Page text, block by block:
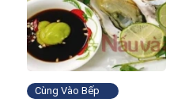
Cùng Vào Bếp